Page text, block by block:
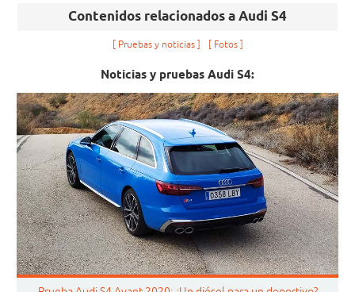
Contenidos relacionados a Audi S4
Pruebas y noticias Fotos
Noticias y pruebas Audi S4: